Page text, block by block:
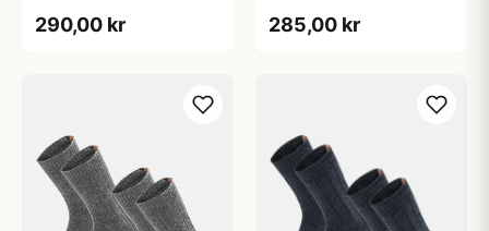
Mørkegrå/Lysegrå, 35-
290,00 kr
38, Varm og åndbar
285,00 kr